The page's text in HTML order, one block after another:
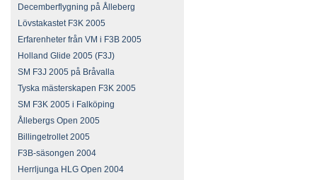
Decemberflygning på Ålleberg
Lövstakastet F3K 2005
Erfarenheter från VM i F3B 2005
Holland Glide 2005 (F3J)
SM F3J 2005 på Bråvalla
Tyska mästerskapen F3K 2005
SM F3K 2005 i Falköping
Ållebergs Open 2005
Billingetrollet 2005
F3B-säsongen 2004
Herrljunga HLG Open 2004